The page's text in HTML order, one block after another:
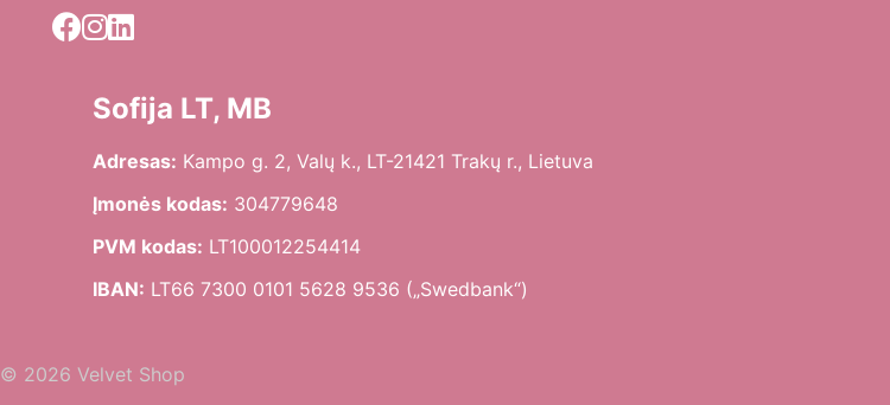
Sofija LT, MB
Adresas: Kampo g. 2, Valų k., LT-21421 Trakų r., Lietuva
Įmonės kodas: 304779648
PVM kodas: LT100012254414
IBAN: LT66 7300 0101 5628 9536 („Swedbank“)
© 2026 Velvet Shop